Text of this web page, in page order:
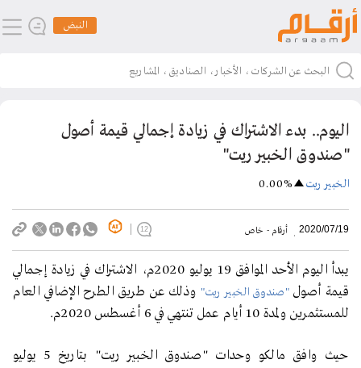
النبض
اليوم.. بدء الاشتراك في زيادة إجمالي قيمة أصول
"صندوق الخبير ريت"
الخبير ريت 0.00%
2020/07/19 أرقام - خاص 12
يبدأ اليوم الأحد الموافق 19 يوليو 2020م، الاشتراك في زيادة إجمالي
قيمة أصول"صندوق الخبير ريت" وذلك عن طريق الطرح الإضافي العام
للمستثمرين ولمدة 10 أيام عمل تنتهي في 6 أغسطس 2020م.
حيث وافق مالكو وحدات "صندوق الخبير ريت" بتاريخ 5 يوليو